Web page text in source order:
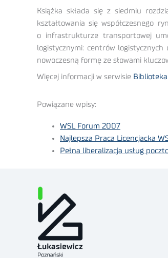
Książka składa się z siedmiu
kształtowania się współczesnego
o infrastrukturze transportowej
logistycznymi: centrów
nowoczesną formę ze słowami
Więcej informacji w serwisie
Powiązane wpisy:
WSL Forum 2007
Najlepsza Praca Licencjacka
Pełna liberalizacja usług